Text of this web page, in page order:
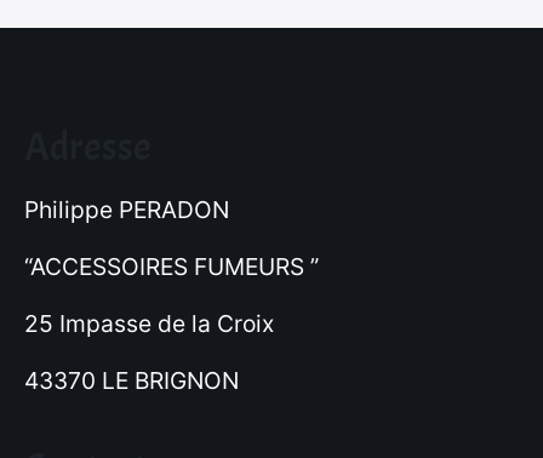
Philippe PERADON
“ACCESSOIRES FUMEURS ”
25 Impasse de la Croix
43370 LE BRIGNON